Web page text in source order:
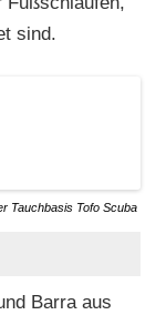
sind.
Tauchbasis Tofo Scuba
Barra aus